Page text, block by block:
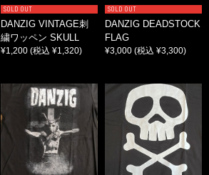
SOLD OUT
DANZIG VINTAGE刺
繍ワッペン SKULL
¥1,200 (税込 ¥1,320)
SOLD OUT
DANZIG DEADSTOCK
FLAG
¥3,000 (税込 ¥3,300)